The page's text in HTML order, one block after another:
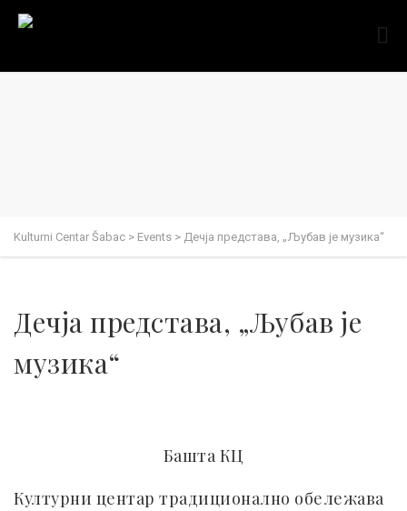
Kulturni Centar Šabac > Events > Дечја представа, „Љубав је музика“
Дечја представа, „Љубав је
музика“
Башта КЦ
Културни центар традиционално обележава